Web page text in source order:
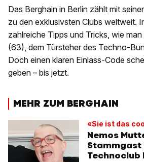
Das Berghain in Berlin zählt mit
zu den exklusivsten Clubs weltweit.
zahlreiche Tipps und Tricks, wie
(63), dem Türsteher des Techno-
Doch einen klaren Einlass-Code
geben – bis jetzt.
MEHR ZUM BERGHAIN
«Sie ist das
Nemos
Stammgast
Technoclub